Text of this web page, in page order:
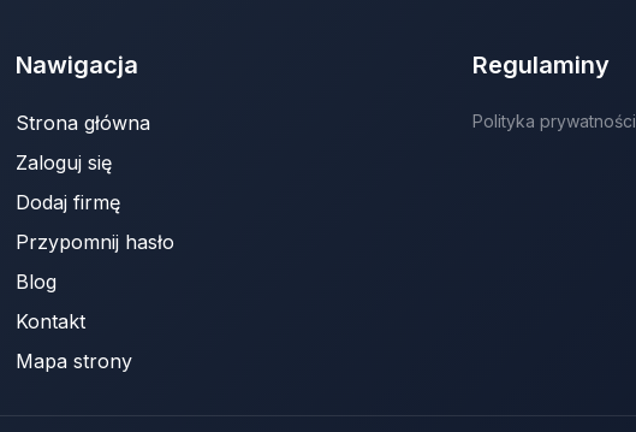
Nawigacja
Strona główna
Zaloguj się
Dodaj firmę
Przypomnij hasło
Blog
Kontakt
Mapa strony
Regulaminy
Polityka prywatności